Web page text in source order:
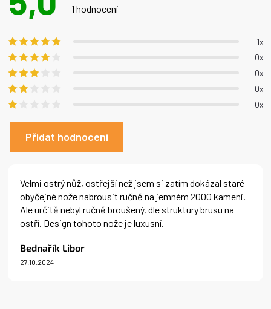
hodnocení
1 hodnocení
1x
0x
0x
0x
0x
Přidat hodnocení
Bednařík Libor
Hodnocení produktu je 5 z 5 hvězdiček.
27.10.2024
Velmi ostrý nůž, ostřejší než jsem si zatím dokázal staré
obyčejné nože nabrousit ručně na jemném 2000 kameni.
Ale určitě nebyl ručně broušený, dle struktury brusu na
ostří. Design tohoto nože je luxusní.